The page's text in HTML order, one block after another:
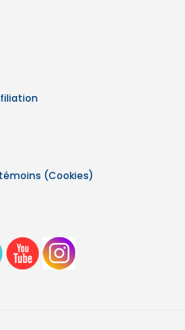
(Cookies)